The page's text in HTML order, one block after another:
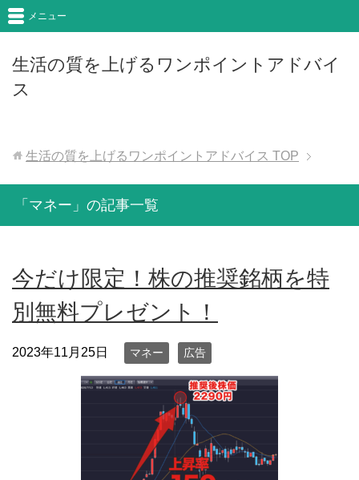
生活の質を上げるワンポイントアドバイ
ス
メニュー
生活の質を上げるワンポイントアドバイス TOP
「マネー」の記事一覧
今だけ限定！株の推奨銘柄を特
別無料プレゼント！
2023年11月25日 マネー 広告